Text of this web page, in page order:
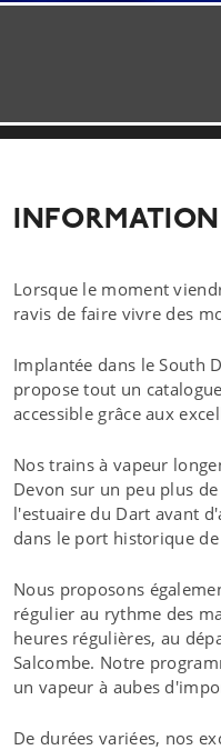
Lorsque le moment
ravis de faire vivre des
Implantée dans le South
propose tout un
accessible grâce aux
Nos trains à vapeur
Devon sur un peu plus
l'estuaire du Dart avant
dans le port historique
Nous proposons
régulier au rythme des
heures régulières, au
Salcombe. Notre
un vapeur à aubes
De durées variées, nos